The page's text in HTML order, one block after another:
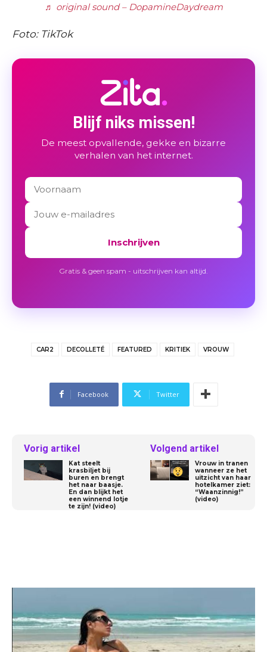
♬ original sound – DopamineDaydream
Foto: TikTok
Blijf niks missen!
De meest opvallende, gekke en bizarre
verhalen van het internet.
Inschrijven
Gratis & geen spam - uitschrijven kan altijd.
CAR2 DECOLLETÉ FEATURED KRITIEK VROUW
Facebook Twitter
Vorig artikel
Kat steelt
krasbiljet bij
buren en brengt
het naar baasje.
En dan blijkt het
een winnend lotje
te zijn! (video)
Volgend artikel
Vrouw in tranen
wanneer ze het
uitzicht van haar
hotelkamer ziet:
“Waanzinnig!”
(video)